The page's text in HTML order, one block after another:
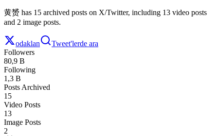
黄赟 has 15 archived posts on X/Twitter, including 13 video posts
and 2 image posts.
odaklan
Tweet'lerde ara
Followers
80,9 B
Following
1,3 B
Posts Archived
15
Video Posts
13
Image Posts
2